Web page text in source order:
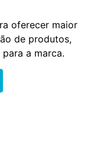
oferecer maior
de produtos,
a marca.